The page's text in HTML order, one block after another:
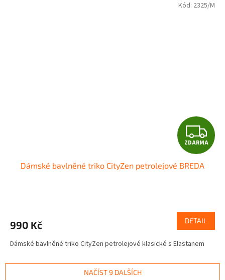
Z
D
M
A
ZDARMA
Dámské bavlněné triko CityZen petrolejové BREDA
990 Kč DETAIL
Dámské bavlněné triko CityZen petrolejové klasické s Elastanem
Kód: 2325/M
NAČÍST 9 DALŠÍCH